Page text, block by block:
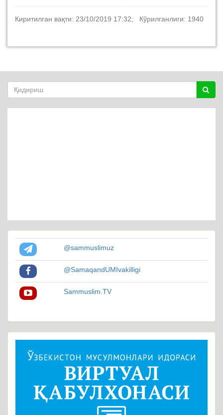
Киритилган вақти: 23/10/2019 17:32; Кўрилганлиги: 1940
@sammuslimuz
@SamaqandUMIvakilligi
Sammuslim.TV